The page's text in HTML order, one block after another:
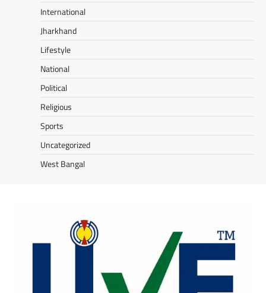
International
Jharkhand
Lifestyle
National
Political
Religious
Sports
Uncategorized
West Bangal